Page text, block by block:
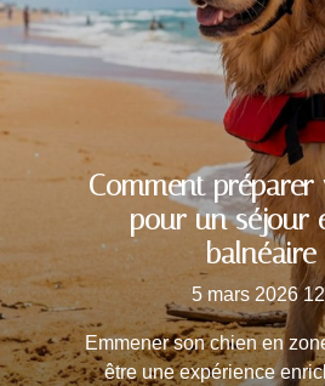
Comment
pour un séjour
balnéaire
5 mars 2026
Emmener son chien en
être une expérience